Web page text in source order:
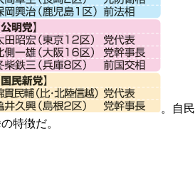
。自
特徴だ。